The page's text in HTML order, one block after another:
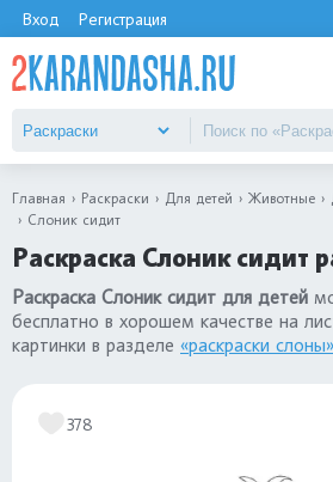
Вход Регистрация
Главная Раскраски Для детей Животные
Слоник сидит
Раскраска Слоник сидит
Раскраска Слоник сидит для детей
бесплатно в хорошем качестве на
картинки в разделе «раскраски слоны»
378